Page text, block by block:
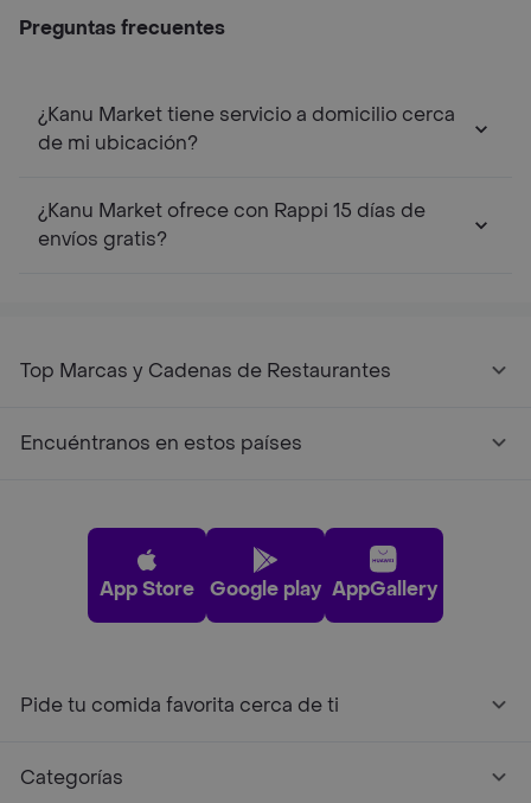
Preguntas frecuentes
¿Kanu Market tiene servicio a domicilio cerca
de mi ubicación?
¿Kanu Market ofrece con Rappi 15 días de
envíos gratis?
Top Marcas y Cadenas de Restaurantes
Encuéntranos en estos países
App Store Google play AppGallery
Pide tu comida favorita cerca de ti
Categorías